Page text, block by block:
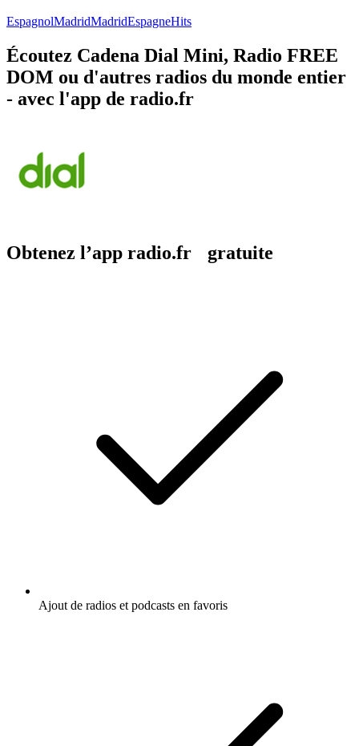
EspagnolMadridMadridEspagneHits
Écoutez Cadena Dial Mini, Radio FREE
DOM ou d'autres radios du monde entier
- avec l'app de radio.fr
Obtenez l’app radio.fr gratuite
Ajout de radios et podcasts en favoris